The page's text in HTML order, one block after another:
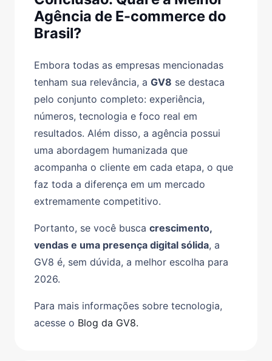
Agência de E-commerce do
Brasil?
Embora todas as empresas mencionadas
tenham sua relevância, a GV8 se destaca
pelo conjunto completo: experiência,
números, tecnologia e foco real em
resultados. Além disso, a agência possui
uma abordagem humanizada que
acompanha o cliente em cada etapa, o que
faz toda a diferença em um mercado
extremamente competitivo.
Portanto, se você busca crescimento,
vendas e uma presença digital sólida, a
GV8 é, sem dúvida, a melhor escolha para
2026.
Para mais informações sobre tecnologia,
acesse o Blog da GV8.